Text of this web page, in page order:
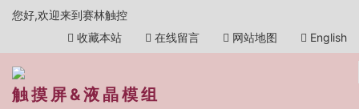
您好,欢迎来到赛林触控
收藏本站
在线留言 网站地图 English
触摸屏&液晶模组